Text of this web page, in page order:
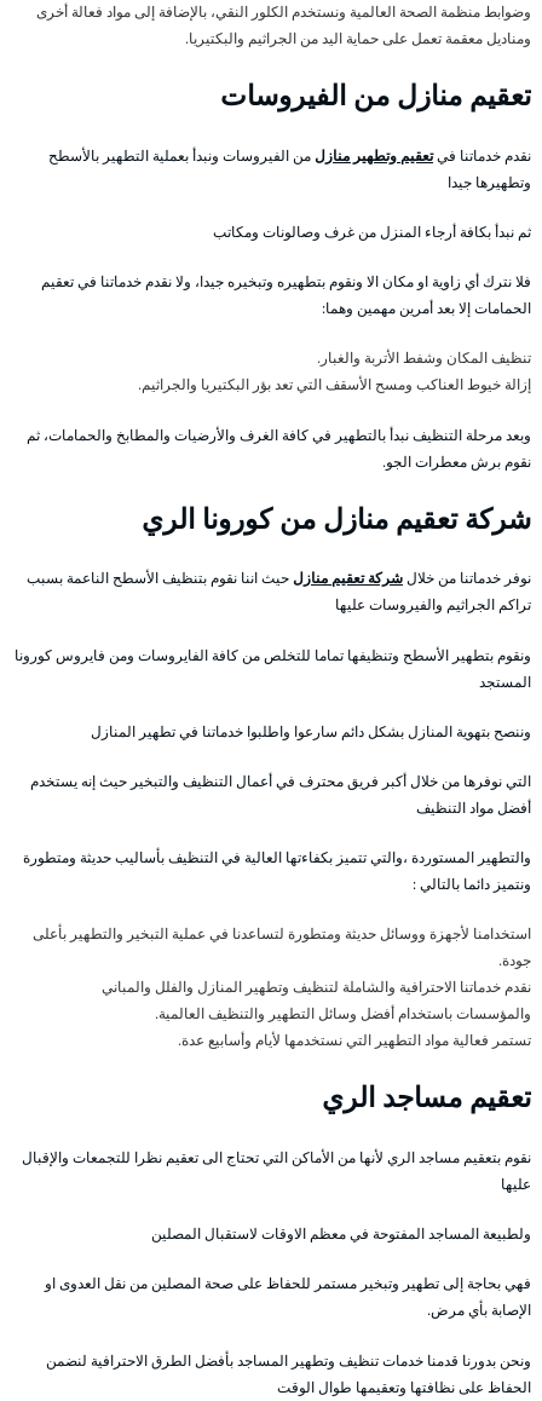
وضوابط منظمة الصحة العالمية ونستخدم الكلور النقي، بالإضافة إلى مواد فعالة أخرى
ومناديل معقمة تعمل على حماية اليد من الجراثيم والبكتيريا.
تعقيم منازل من الفيروسات
نقدم خدماتنا فيتعقيم وتطهير منازلمن الفيروسات ونبدأ بعملية التطهير بالأسطح
وتطهيرها جيدا
ثم نبدأ بكافة أرجاء المنزل من غرف وصالونات ومكاتب
فلا نترك أي زاوية او مكان الا ونقوم بتطهيره وتبخيره جيدا، ولا نقدم خدماتنا في تعقيم
الحمامات إلا بعد أمرين مهمين وهما:
تنظيف المكان وشفط الأتربة والغبار.
إزالة خيوط العناكب ومسح الأسقف التي تعد بؤر البكتيريا والجراثيم.
وبعد مرحلة التنظيف نبدأ بالتطهير في كافة الغرف والأرضيات والمطابخ والحمامات، ثم
نقوم برش معطرات الجو.
شركة تعقيم منازل من كورونا الري
نوفر خدماتنا من خلالشركة تعقيم منازلحيث اننا نقوم بتنظيف الأسطح الناعمة بسبب
تراكم الجراثيم والفيروسات عليها
ونقوم بتطهير الأسطح وتنظيفها تماما للتخلص من كافة الفايروسات ومن فايروس كورونا
المستجد
وننصح بتهوية المنازل بشكل دائم سارعوا واطلبوا خدماتنا في تطهير المنازل
التي نوفرها من خلال أكبر فريق محترف في أعمال التنظيف والتبخير حيث إنه يستخدم
أفضل مواد التنظيف
والتطهير المستوردة ،والتي تتميز بكفاءتها العالية في التنظيف بأساليب حديثة ومتطورة
ونتميز دائما بالتالي :
استخدامنا لأجهزة ووسائل حديثة ومتطورة لتساعدنا في عملية التبخير والتطهير بأعلى
جودة.
نقدم خدماتنا الاحترافية والشاملة لتنظيف وتطهير المنازل والفلل والمباني
والمؤسسات باستخدام أفضل وسائل التطهير والتنظيف العالمية.
تستمر فعالية مواد التطهير التي نستخدمها لأيام وأسابيع عدة.
تعقيم مساجد الري
نقوم بتعقيم مساجد الري لأنها من الأماكن التي تحتاج الى تعقيم نظرا للتجمعات والإقبال
عليها
ولطبيعة المساجد المفتوحة في معظم الاوقات لاستقبال المصلين
فهي بحاجة إلى تطهير وتبخير مستمر للحفاظ على صحة المصلين من نقل العدوى او
الإصابة بأي مرض.
ونحن بدورنا قدمنا خدمات تنظيف وتطهير المساجد بأفضل الطرق الاحترافية لنضمن
الحفاظ على نظافتها وتعقيمها طوال الوقت